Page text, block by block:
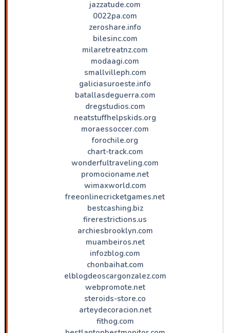
jazzatude.com
0022pa.com
zeroshare.info
bilesinc.com
milaretreatnz.com
modaagi.com
smallvilleph.com
galiciasuroeste.info
batallasdeguerra.com
dregstudios.com
neatstuffhelpskids.org
moraessoccer.com
forochile.org
chart-track.com
wonderfultraveling.com
promocioname.net
wimaxworld.com
freeonlinecricketgames.net
bestcashing.biz
firerestrictions.us
archiesbrooklyn.com
muambeiros.net
infozblog.com
chonbaihat.com
elblogdeoscargonzalez.com
webpromote.net
steroids-store.co
arteydecoracion.net
fithog.com